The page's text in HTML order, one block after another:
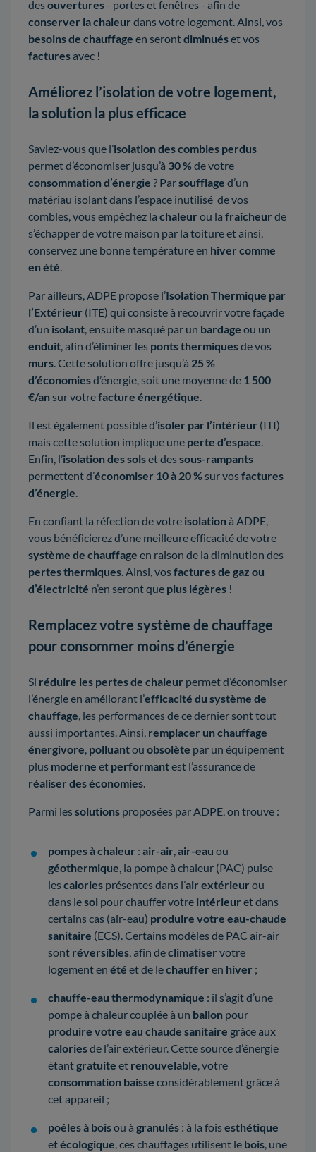
desouvertures - portes et fenêtres - afin de
conserver la chaleur dans votre logement. Ainsi, vos
besoins de chauffage en serontdiminuéset vos
facturesavec !
Améliorez l’isolation de votre logement,
la solution la plus efficace
Saviez-vous que l’isolation des combles perdus
permet d’économiser jusqu’à 30 %de votre
consommation d’énergie ? Parsoufflage d’un
matériau isolant dans l’espace inutilisé de vos
combles, vous empêchez la chaleur ou la fraîcheur de
s’échapper de votre maison par la toiture et ainsi,
conservez une bonne température en hiver comme
en été.
Par ailleurs, ADPE propose l’Isolation Thermique par
l’Extérieur (ITE) qui consiste à recouvrir votre façade
d’un isolant, ensuite masqué par un bardage ou un
enduit, afin d’éliminer les ponts thermiquesde vos
murs. Cette solution offre jusqu’à 25 %
d’économiesd’énergie, soit une moyenne de 1 500
€/ansur votrefacture énergétique.
Il est également possible d’isoler par l’intérieur (ITI)
mais cette solution implique une perte d’espace.
Enfin, l’isolation des solset dessous-rampants
permettent d’économiser 10 à 20 %sur vosfactures
d’énergie.
En confiant la réfection de votre isolationà ADPE,
vous bénéficierez d’une meilleure efficacité de votre
système de chauffage en raison de la diminution des
pertes thermiques. Ainsi, vosfactures de gaz ou
d’électricité n’en seront que plus légères !
Remplacez votre système de chauffage
pour consommer moins d’énergie
Si réduire les pertes de chaleur permet d’économiser
l’énergie en améliorant l’efficacité du système de
chauffage, les performances de ce dernier sont tout
aussi importantes. Ainsi, remplacer un chauffage
énergivore, polluantou obsolète par un équipement
plus moderne et performantest l’assurance de
réaliser des économies.
Parmi lessolutions proposées par ADPE, on trouve :
pompes à chaleur : air-air,air-eau ou
géothermique, la pompe à chaleur (PAC) puise
lescalories présentes dans l’air extérieur ou
dans lesol pour chauffer votre intérieur et dans
certains cas (air-eau) produire votre eau-chaude
sanitaire (ECS). Certains modèles de PAC air-air
sont réversibles, afin declimatiser votre
logement en été et de lechauffer en hiver ;
chauffe-eau thermodynamique : il s’agit d’une
pompe à chaleur couplée à un ballon pour
produire votre eau chaude sanitaire grâce aux
caloriesde l’air extérieur. Cette source d’énergie
étantgratuite et renouvelable, votre
consommation baisse considérablement grâce à
cet appareil ;
poêles à boisou à granulés : à la foisesthétique
etécologique, ces chauffages utilisent le bois, une